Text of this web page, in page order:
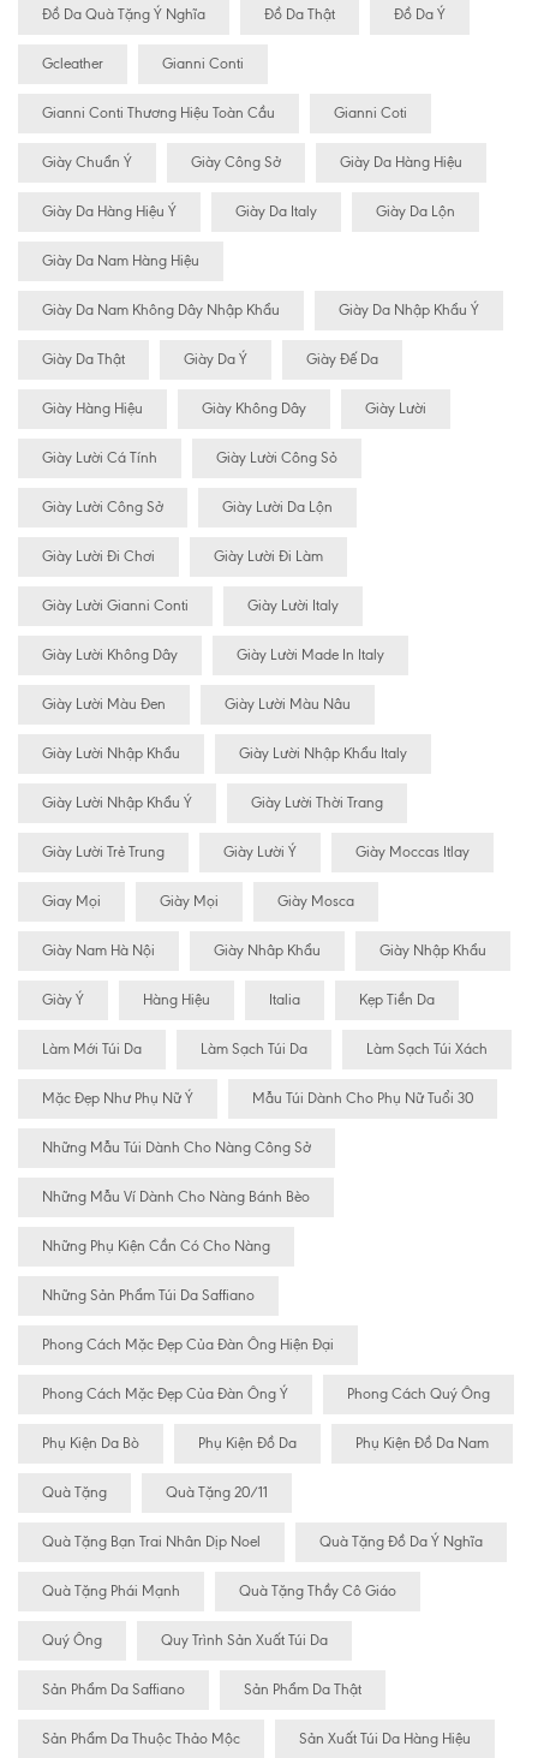
Đồ Da Quà Tặng Ý Nghĩa Đồ Da Thật Đồ Da Ý
Gcleather Gianni Conti
Gianni Conti Thương Hiệu Toàn Cầu Gianni Coti
Giày Chuẩn Ý Giày Công Sở Giày Da Hàng Hiệu
Giày Da Hàng Hiệu Ý Giày Da Italy Giày Da Lộn
Giày Da Nam Hàng Hiệu
Giày Da Nam Không Dây Nhập Khẩu Giày Da Nhập Khẩu Ý
Giày Da Thật Giày Da Ý Giày Đế Da
Giày Hàng Hiệu Giày Không Dây Giày Lười
Giày Lười Cá Tính Giày Lười Công Sỏ
Giày Lười Công Sở Giày Lười Da Lộn
Giày Lười Đi Chơi Giày Lười Đi Làm
Giày Lười Gianni Conti Giày Lười Italy
Giày Lười Không Dây Giày Lười Made In Italy
Giày Lười Màu Đen Giày Lười Màu Nâu
Giày Lười Nhập Khẩu Giày Lười Nhập Khẩu Italy
Giày Lười Nhập Khẩu Ý Giày Lười Thời Trang
Giày Lười Trẻ Trung Giày Lười Ý Giày Moccas Itlay
Giay Mọi Giày Mọi Giày Mosca
Giày Nam Hà Nội Giày Nhâp Khẩu Giày Nhập Khẩu
Giày Ý Hàng Hiệu Italia Kẹp Tiền Da
Làm Mới Túi Da Làm Sạch Túi Da Làm Sạch Túi Xách
Mặc Đẹp Như Phụ Nữ Ý Mẫu Túi Dành Cho Phụ Nữ Tuổi 30
Những Mẫu Túi Dành Cho Nàng Công Sở
Những Mẫu Ví Dành Cho Nàng Bánh Bèo
Những Phụ Kiện Cần Có Cho Nàng
Những Sản Phẩm Túi Da Saffiano
Phong Cách Mặc Đẹp Của Đàn Ông Hiện Đại
Phong Cách Mặc Đẹp Của Đàn Ông Ý Phong Cách Quý Ông
Phụ Kiện Da Bò Phụ Kiện Đồ Da Phụ Kiện Đồ Da Nam
Quà Tặng Quà Tặng 20/11
Quà Tặng Bạn Trai Nhân Dịp Noel Quà Tặng Đồ Da Ý Nghĩa
Quà Tặng Phái Mạnh Quà Tặng Thầy Cô Giáo
Quý Ông Quy Trình Sản Xuất Túi Da
Sản Phẩm Da Saffiano Sản Phẩm Da Thật
Sản Phẩm Da Thuộc Thảo Mộc Sản Xuất Túi Da Hàng Hiệu